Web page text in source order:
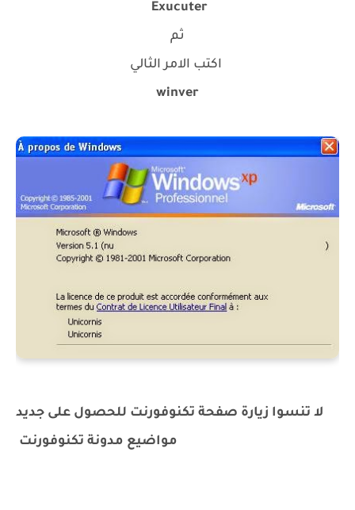
Exucuter
ثم
اكتب الامر الثالي
winver
لا تنسوا زيارة صفحة تكنوفورنت للحصول على جديد
مواضيع مدونة تكنوفورنت